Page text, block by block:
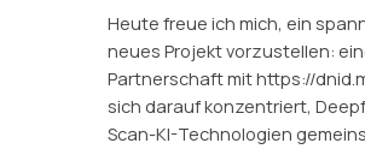
Heute freue ich mich, ein
neues Projekt vorzustellen:
Partnerschaft mit https://
sich darauf konzentriert,
Scan-KI-Technologien